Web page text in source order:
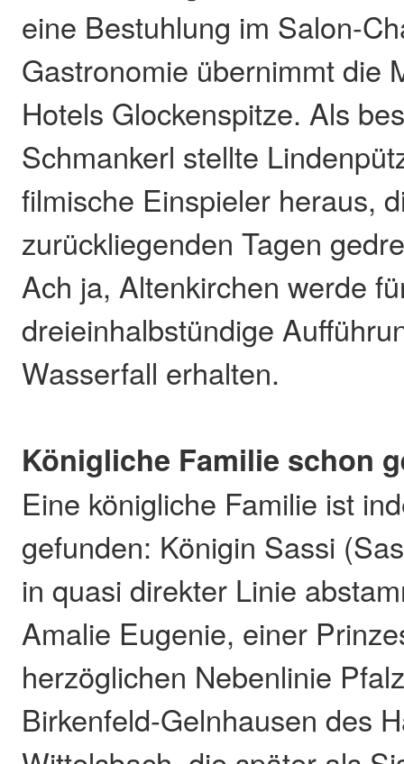
eine Bestuhlung im Salon-
Gastronomie übernimmt die
Hotels Glockenspitze. Als
Schmankerl stellte
filmische Einspieler heraus,
zurückliegenden Tagen
Ach ja, Altenkirchen werde
dreieinhalbstündige
Wasserfall erhalten.
Königliche Familie schon
Eine königliche Familie ist
gefunden: Königin Sassi
in quasi direkter Linie
Amalie Eugenie, einer
herzöglichen Nebenlinie
Birkenfeld-Gelnhausen des